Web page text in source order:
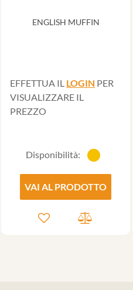
ENGLISH MUFFIN
EFFETTUA IL LOGIN PER
VISUALIZZARE IL
PREZZO
Disponibilità:
VAI AL PRODOTTO